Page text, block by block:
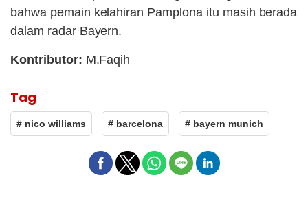
bahwa pemain kelahiran Pamplona itu masih berada
dalam radar Bayern.
Kontributor: M.Faqih
Tag
# nico williams # barcelona # bayern munich